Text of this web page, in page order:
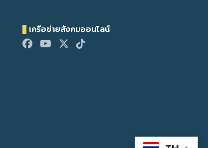
เครือข่ายสังคมออนไลน์